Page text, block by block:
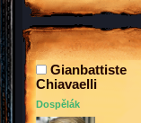
Gianbattiste
Chiavaelli
Dospělák